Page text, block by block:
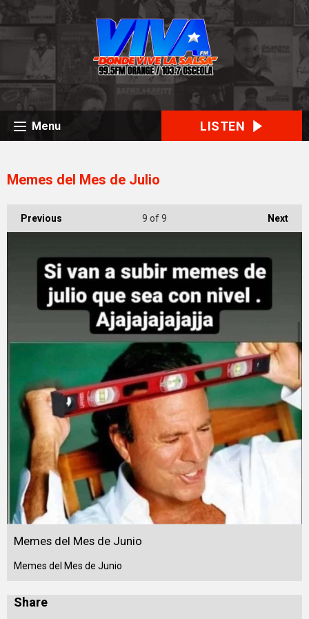
Menu LISTEN
Memes del Mes de Julio
Previous Next
9 of 9
Memes del Mes de Junio
Memes del Mes de Junio
Share